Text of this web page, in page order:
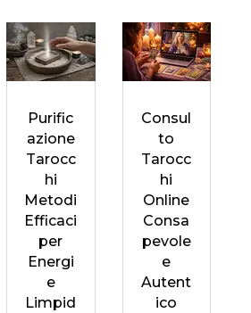
Purific
azione
Tarocc
hi
Metodi
Efficaci
per
Energi
e
Limpid
Consul
to
Tarocc
hi
Online
Consa
pevole
e
Autent
ico